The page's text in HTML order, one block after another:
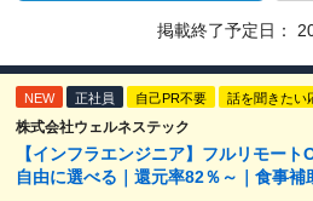
掲載終了予定日：
NEW 正社員 自己PR不要 話を聞きたい
株式会社ウェルネステック
【インフラエンジニア】フルリモー
自由に選べる｜還元率82％～｜食事